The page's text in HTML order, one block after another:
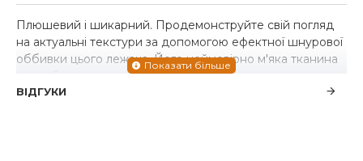
Плюшевий і шикарний. Продемонструйте свій погляд
на актуальні текстури за допомогою ефектної шнурової
оббивки цього лежака. Його неймовірно м'яка тканина
приваблює теплим нейтральним відтінком, що
доповнює сучасну колірну палітру. Опустіться в
ВІДГУКИ